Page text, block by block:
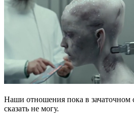
Наши отношения пока в зачаточном
сказать не могу.